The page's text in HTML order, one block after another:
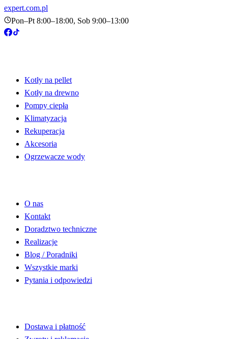
expert.com.pl
Pon–Pt 8:00–18:00, Sob 9:00–13:00
Kotły na pellet
Kotły na drewno
Pompy ciepła
Klimatyzacja
Rekuperacja
Akcesoria
Ogrzewacze wody
O nas
Kontakt
Doradztwo techniczne
Realizacje
Blog / Poradniki
Wszystkie marki
Pytania i odpowiedzi
Dostawa i płatność